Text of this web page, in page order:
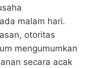
malam hari.
otoritas
mengumumkan
secara acak